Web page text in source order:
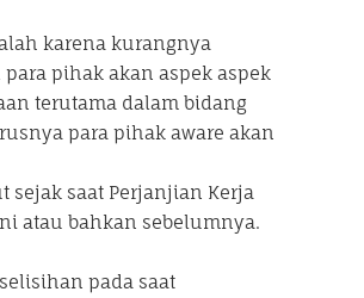
karena kurangnya
pihak akan aspek aspek
terutama dalam bidang
para pihak aware akan
sejak saat Perjanjian Kerja
atau bahkan sebelumnya.
pada saat